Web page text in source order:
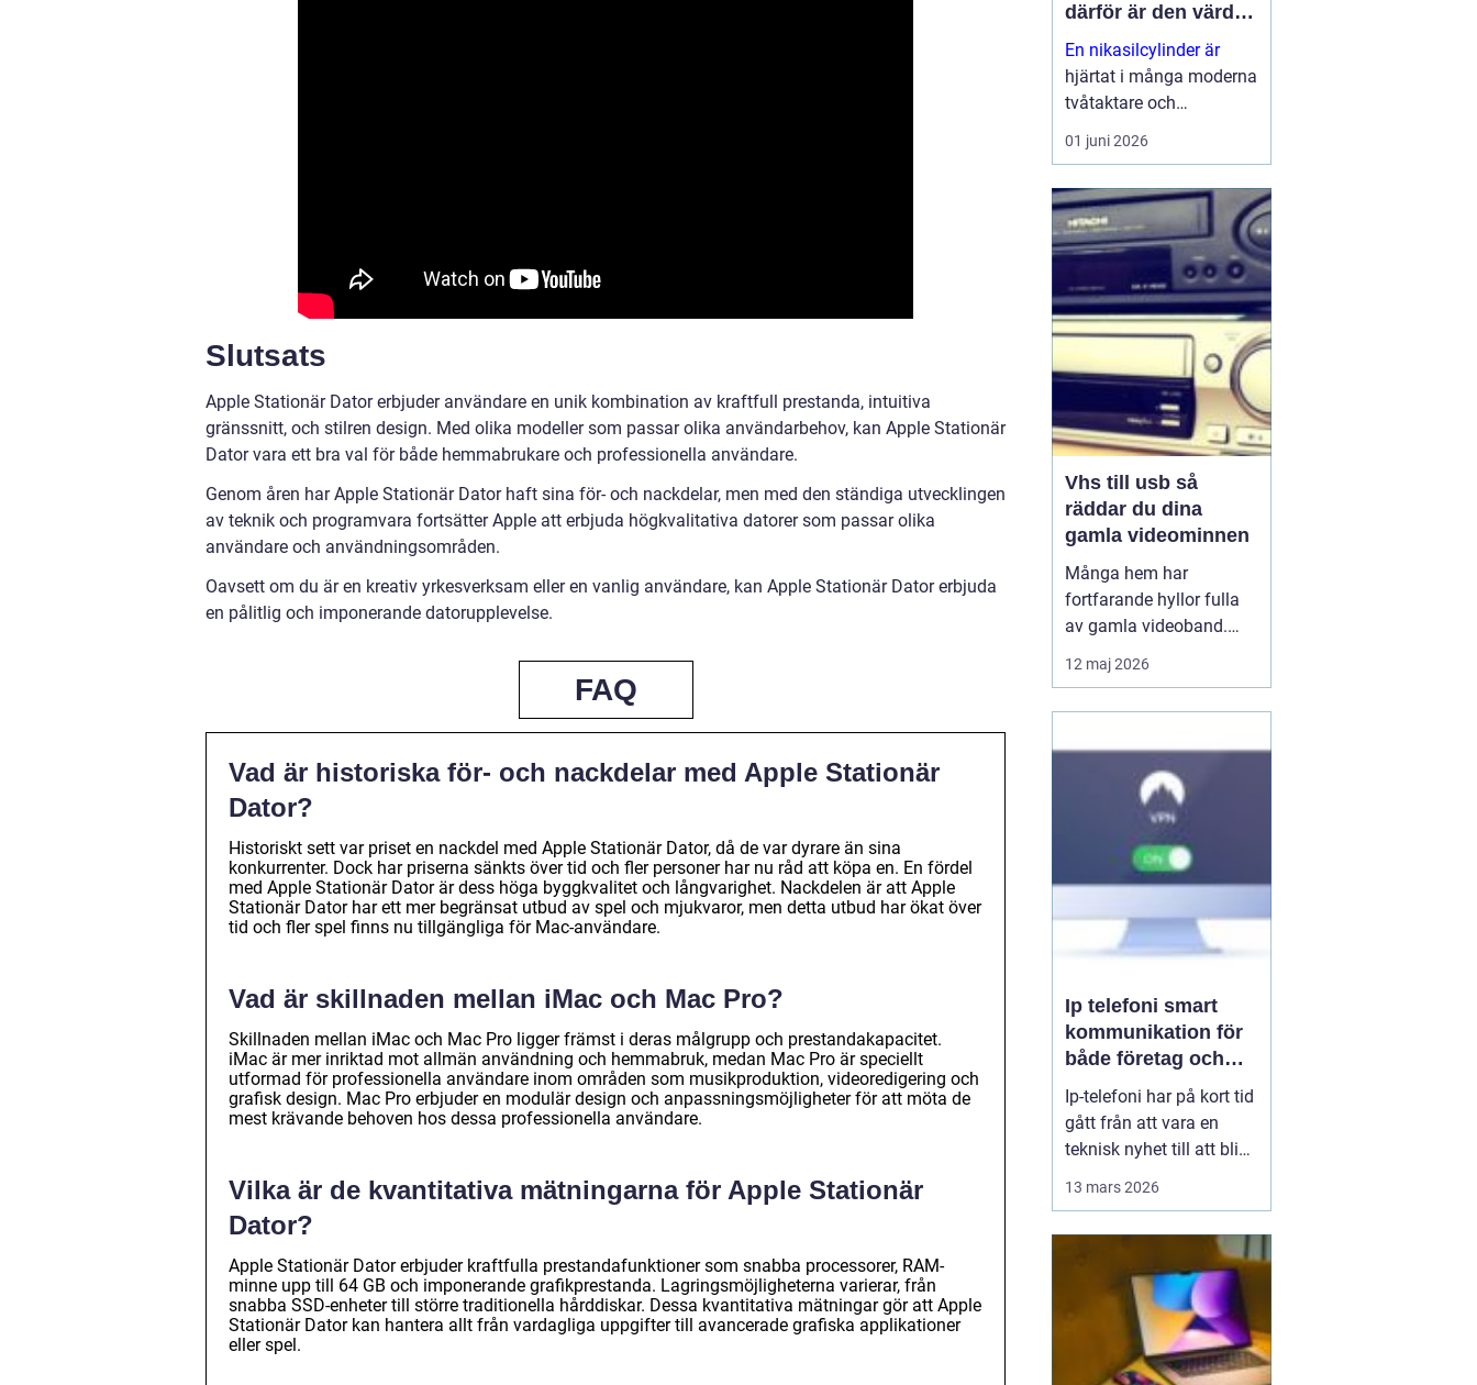
Slutsats
Apple Stationär Dator erbjuder användare en unik kombination av kraftfull prestanda, intuitiva
gränssnitt, och stilren design. Med olika modeller som passar olika användarbehov, kan Apple Stationär
Dator vara ett bra val för både hemmabrukare och professionella användare.
Genom åren har Apple Stationär Dator haft sina för- och nackdelar, men med den ständiga utvecklingen
av teknik och programvara fortsätter Apple att erbjuda högkvalitativa datorer som passar olika
användare och användningsområden.
Oavsett om du är en kreativ yrkesverksam eller en vanlig användare, kan Apple Stationär Dator erbjuda
en pålitlig och imponerande datorupplevelse.
FAQ
Vad är historiska för- och nackdelar med Apple Stationär
Dator?
Historiskt sett var priset en nackdel med Apple Stationär Dator, då de var dyrare än sina
konkurrenter. Dock har priserna sänkts över tid och fler personer har nu råd att köpa en. En fördel
med Apple Stationär Dator är dess höga byggkvalitet och långvarighet. Nackdelen är att Apple
Stationär Dator har ett mer begränsat utbud av spel och mjukvaror, men detta utbud har ökat över
tid och fler spel finns nu tillgängliga för Mac-användare.
Vad är skillnaden mellan iMac och Mac Pro?
Skillnaden mellan iMac och Mac Pro ligger främst i deras målgrupp och prestandakapacitet.
iMac är mer inriktad mot allmän användning och hemmabruk, medan Mac Pro är speciellt
utformad för professionella användare inom områden som musikproduktion, videoredigering och
grafisk design. Mac Pro erbjuder en modulär design och anpassningsmöjligheter för att möta de
mest krävande behoven hos dessa professionella användare.
Vilka är de kvantitativa mätningarna för Apple Stationär
Dator?
Apple Stationär Dator erbjuder kraftfulla prestandafunktioner som snabba processorer, RAM-
minne upp till 64 GB och imponerande grafikprestanda. Lagringsmöjligheterna varierar, från
snabba SSD-enheter till större traditionella hårddiskar. Dessa kvantitativa mätningar gör att Apple
Stationär Dator kan hantera allt från vardagliga uppgifter till avancerade grafiska applikationer
eller spel.
därför är den värd
att rädda
En nikasilcylinder är
hjärtat i många moderna
tvåtaktare och
högpresterande
fyrtaktsmotorer. När
förlorar motorn både
kraft och livslängd.
Samtidigt går många
cylindrar att rädda till en
b...
01 juni 2026
Vhs till usb så
räddar du dina
gamla videominnen
Många hem har
fortfarande hyllor fulla
av gamla videoband.
Familjefester, barns
första steg, resor och
som sakta bryts ner.
Samtidigt försvinner
fungerande videospelare
från marknaden. För den
som vi...
12 maj 2026
Ip telefoni smart
kommunikation för
både företag och
privatpersoner
Ip-telefoni har på kort tid
gått från att vara en
teknisk nyhet till att bli
ner och mobilen tar över
vår vardag behövs
flexibla lösningar som
kombinerar klassisk
telefoni med modern...
13 mars 2026